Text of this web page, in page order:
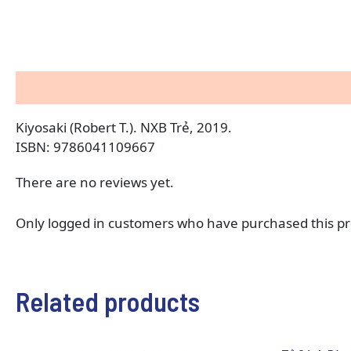
Kiyosaki (Robert T.). NXB Trẻ, 2019.
ISBN: 9786041109667
There are no reviews yet.
Only logged in customers who have purchased this
Related products